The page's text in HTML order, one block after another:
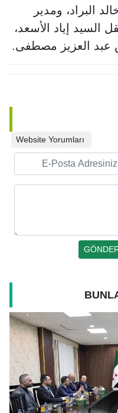
البراد، ومدير
السيد إياد الأسعد،
عبد العزيز مصطفى.